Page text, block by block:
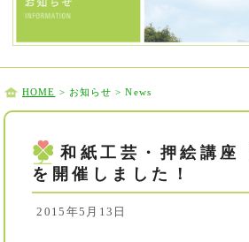
HOME > お知らせ > News
和紙工芸・押絵講座
を開催しました！
2015年5月13日